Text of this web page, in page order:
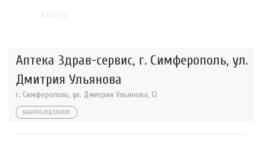
Аптека Здрав-сервис, г. Симферополь, ул.
Дмитрия Ульянова
г. Симферополь, ул. Дмитрия Ульянова, 12
ВЫБРАТЬ ОТДЕЛЕНИЕ